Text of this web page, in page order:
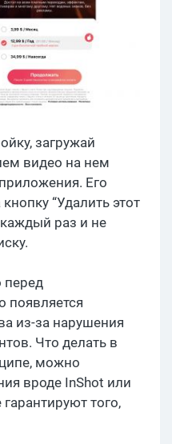
загружай
видео на нем
Его
“Удалить этот
раз и не
перед
появляется
из-за нарушения
Что делать в
можно
вроде InShot или
того,